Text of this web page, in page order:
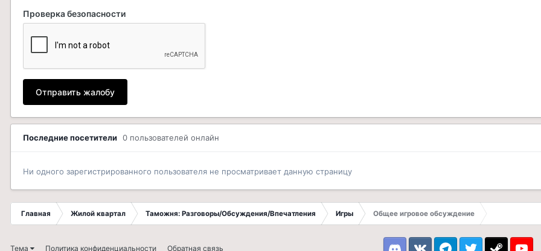
Проверка безопасности
Отправить жалобу
Последние посетители 0 пользователей онлайн
Ни одного зарегистрированного пользователя не просматривает данную страницу
Главная Жилой квартал Таможня: Разговоры/Обсуждения/Впечатления Игры Общее игровое обсуждение
Тема Политика конфиденциальности Обратная связь